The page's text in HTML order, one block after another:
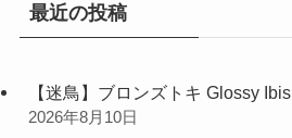
最近の投稿
【迷鳥】ブロンズトキ Glossy Ibis
2026年8月10日